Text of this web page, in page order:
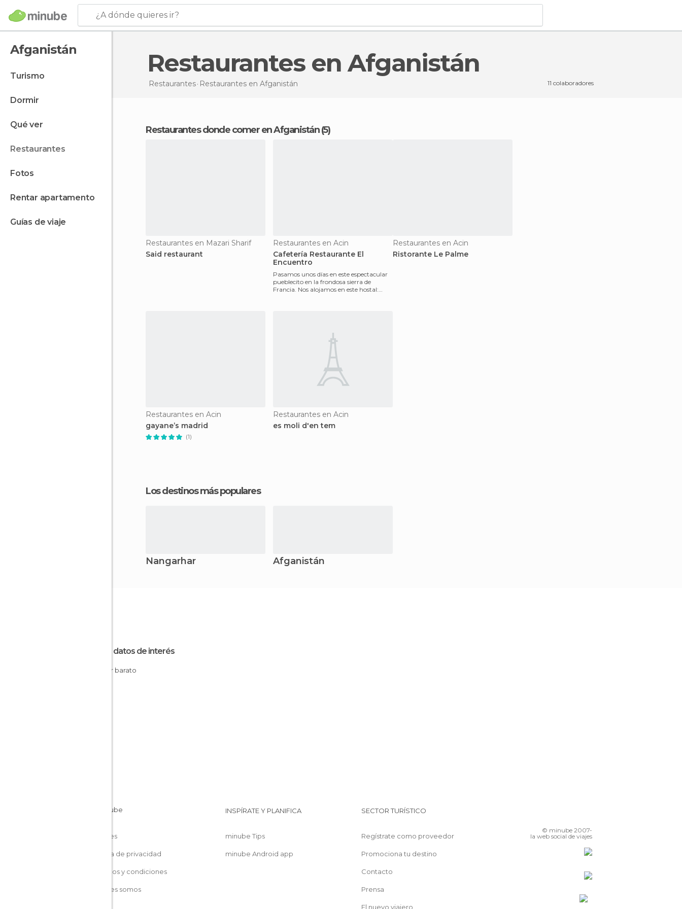
¿A dónde quieres ir?
Afganistán
turismo
dormir
qué ver
restaurantes
fotos
rentar apartamento
guías de viaje
Restaurantes en Afganistán
Restaurantes Restaurantes en Afganistán 11 colaboradores
Restaurantes donde comer en Afganistán (5)
Restaurantes en Mazari Sharif
Said restaurant
Restaurantes en Acin
Cafetería Restaurante El
Encuentro
Pasamos unos días en este espectacular
pueblecito en la frondosa sierra de
Francia. Nos alojamos en este hostal:
Restaurantes en Acin
Ristorante Le Palme
Restaurantes en Acin
gayane’s madrid
(1)
Restaurantes en Acin
es moli d'en tem
Los destinos más populares
Nangarhar Afganistán
Otros datos de interés
Dormir barato
Cookies
Política de privacidad
Términos y condiciones
Quiénes somos
INSPÍRATE Y PLANIFICA
minube Tips
minube Android app
SECTOR TURÍSTICO
Regístrate como proveedor
Promociona tu destino
Contacto
Prensa
El nuevo viajero
© minube 2007-
la web social de viajes